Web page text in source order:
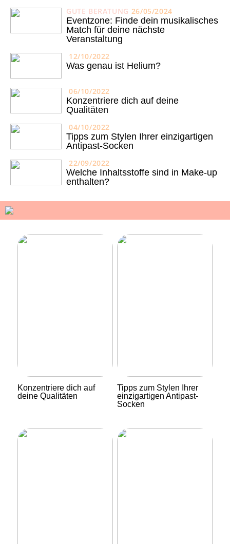
GUTE BERATUNG 26/05/2024
Eventzone: Finde dein musikalisches
Match für deine nächste
Veranstaltung
12/10/2022
Was genau ist Helium?
06/10/2022
Konzentriere dich auf deine
Qualitäten
04/10/2022
Tipps zum Stylen Ihrer einzigartigen
Antipast-Socken
22/09/2022
Welche Inhaltsstoffe sind in Make-up
enthalten?
Konzentriere dich auf
deine Qualitäten
Tipps zum Stylen Ihrer
einzigartigen Antipast-
Socken